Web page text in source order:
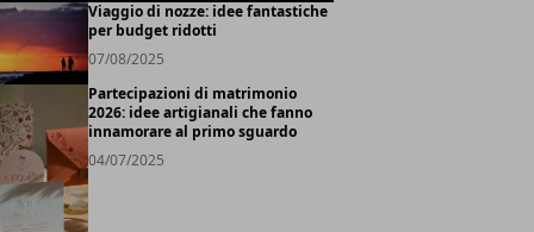
Viaggio di nozze: idee fantastiche
per budget ridotti
07/08/2025
Partecipazioni di matrimonio
2026: idee artigianali che fanno
innamorare al primo sguardo
04/07/2025